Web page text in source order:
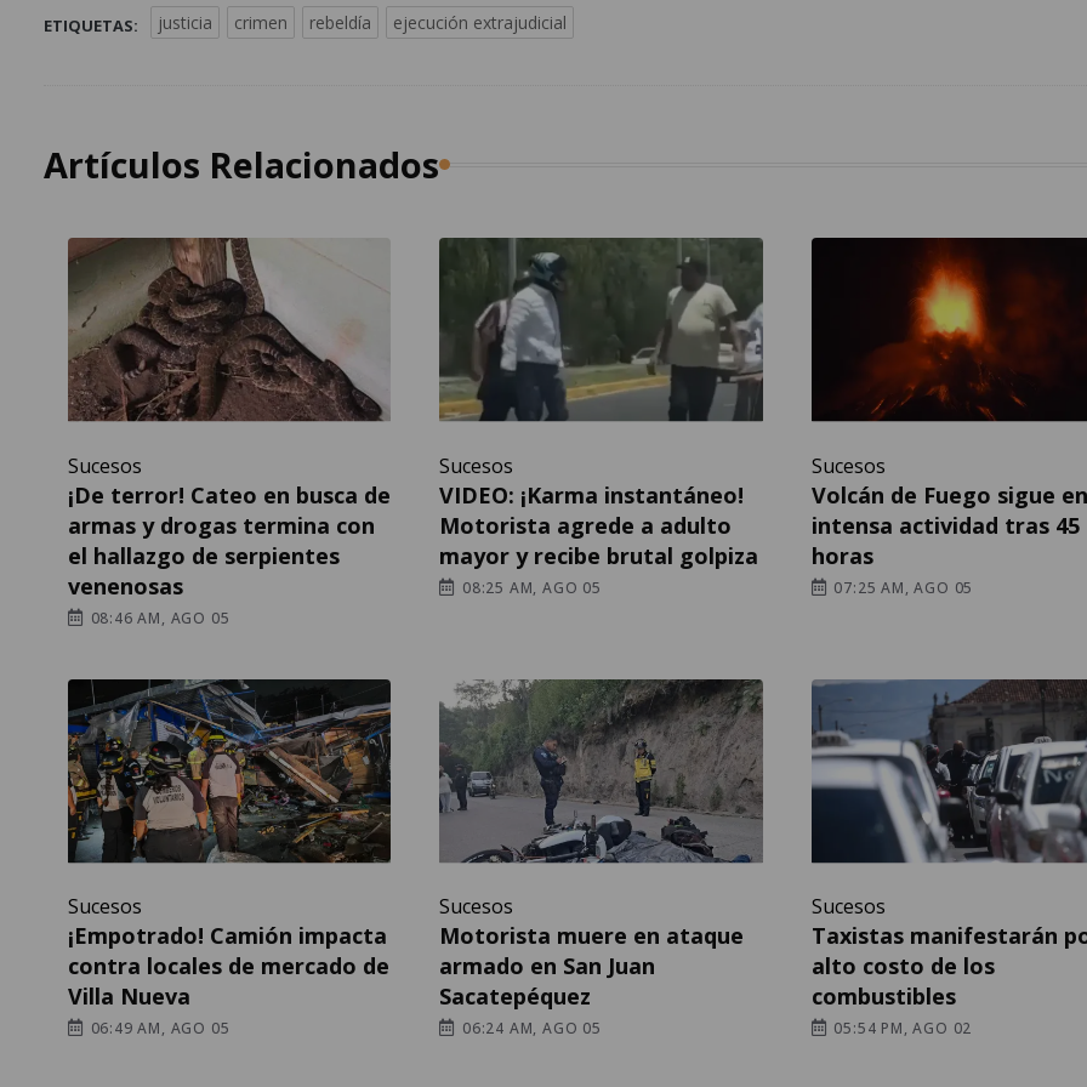
ETIQUETAS: justicia crimen rebeldía ejecución extrajudicial
Artículos Relacionados
Sucesos
¡De terror! Cateo en busca de
armas y drogas termina con
el hallazgo de serpientes
venenosas
08:46 AM, AGO 05
Sucesos
VIDEO: ¡Karma instantáneo!
Motorista agrede a adulto
mayor y recibe brutal golpiza
08:25 AM, AGO 05
Sucesos
Volcán de Fuego sigue en
intensa actividad tras 45
horas
07:25 AM, AGO 05
Sucesos
¡Empotrado! Camión impacta
contra locales de mercado de
Villa Nueva
06:49 AM, AGO 05
Sucesos
Motorista muere en ataque
armado en San Juan
Sacatepéquez
06:24 AM, AGO 05
Sucesos
Taxistas manifestarán
alto costo de los
combustibles
05:54 PM, AGO 02